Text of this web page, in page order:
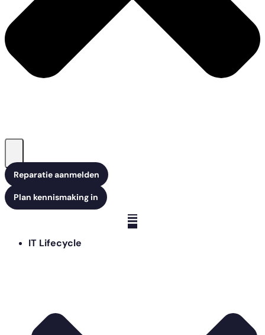
Reparatie aanmelden
Plan kennismaking in
IT Lifecycle